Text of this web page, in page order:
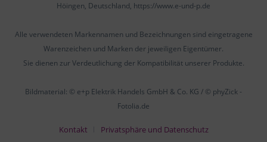
Höingen, Deutschland, https://www.e-und-p.de
Alle verwendeten Markennamen und Bezeichnungen sind eingetragene
Warenzeichen und Marken der jeweiligen Eigentümer.
Sie dienen zur Verdeutlichung der Kompatibilität unserer Produkte.
Bildmaterial: © e+p Elektrik Handels GmbH & Co. KG / © phyZick -
Fotolia.de
Kontakt
Privatsphäre und Datenschutz